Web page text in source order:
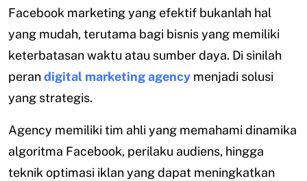
Facebook marketing yang efektif bukanlah hal
yang mudah, terutama bagi bisnis yang memiliki
keterbatasan waktu atau sumber daya. Di sinilah
perandigital marketing agency menjadi solusi
yang strategis.
Agency memiliki tim ahli yang memahami dinamika
algoritma Facebook, perilaku audiens, hingga
teknik optimasi iklan yang dapat meningkatkan